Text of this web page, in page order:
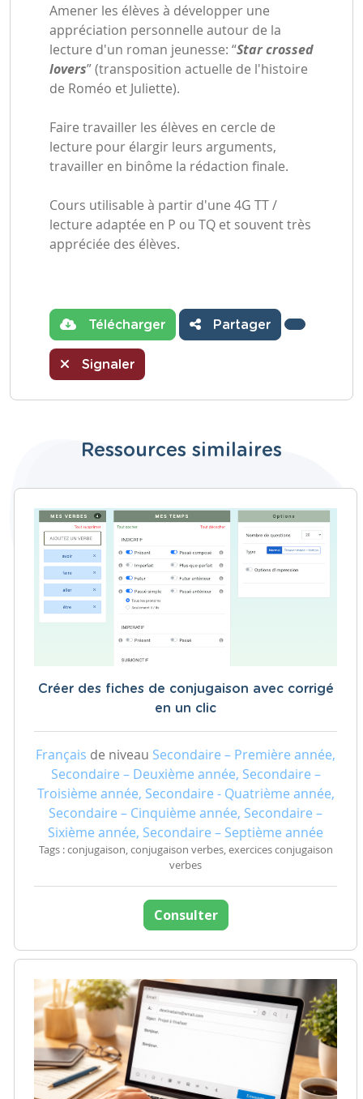
Amener les élèves à développer une
appréciation personnelle autour de la
lecture d'un roman jeunesse: “Star crossed
lovers” (transposition actuelle de l'histoire
de Roméo et Juliette).
Faire travailler les élèves en cercle de
lecture pour élargir leurs arguments,
travailler en binôme la rédaction finale.
Cours utilisable à partir d'une 4G TT /
lecture adaptée en P ou TQ et souvent très
appréciée des élèves.
Télécharger Partager
Signaler
Ressources similaires
Créer des fiches de conjugaison avec corrigé
en un clic
Français de niveau Secondaire – Première année,
Secondaire – Deuxième année, Secondaire –
Troisième année, Secondaire - Quatrième année,
Secondaire – Cinquième année, Secondaire –
Sixième année, Secondaire – Septième année
Tags : conjugaison, conjugaison verbes, exercices conjugaison
verbes
Consulter